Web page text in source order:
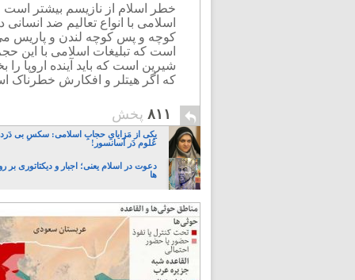
خطر اسلام از نازیسم بیشتر است
اسلامی با انواع تعالیم ضد
کوچه و پس کوچه لندن و پاریس می
است که تبلیغات اسلامی با این
شیرین است که باید آینده اروپا
که اگر هیتلر و افکارش
۸۱۱ پخش
یکی از مَزایایِ حجابِ اسلامی: سکسِ بی
عُلوم دَر آسانسور!
دعوت در اسلام یعنی؛ اجبار و دیکتاتوری بر
ها